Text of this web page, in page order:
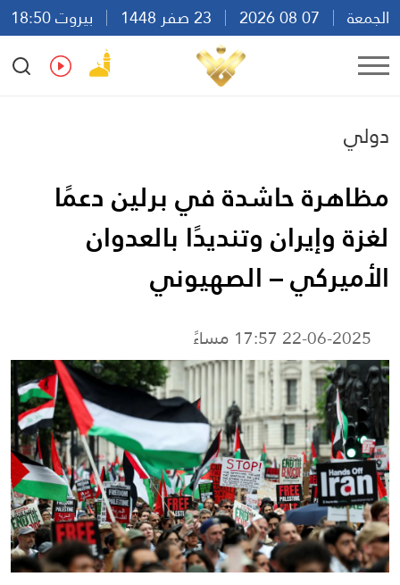
الجمعة
بيروت 18:50
Ar
En Fr Es
دولي
مظاهرة حاشدة في برلين دعمًا
لغزة وإيران وتنديدًا بالعدوان
الأميركي – الصهيوني
22-06-2025 17:57 مساءً